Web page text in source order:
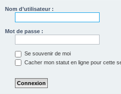
Nom d’utilisateur :
Mot de passe :
Se souvenir de moi
Cacher mon statut en ligne pour cette